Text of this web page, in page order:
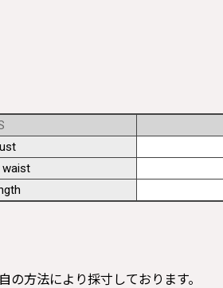
waist
方法により採寸しております。